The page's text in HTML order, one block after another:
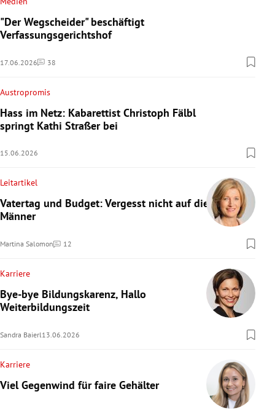
"Der Wegscheider" beschäftigt
Verfassungsgerichtshof
17.06.2026 38
Kommentare
Austropromis
Hass im Netz: Kabarettist Christoph Fälbl
springt Kathi Straßer bei
15.06.2026
Leitartikel
Vatertag und Budget: Vergesst nicht auf die
Männer
Martina Salomon 12
Kommentare
Karriere
Bye-bye Bildungskarenz, Hallo
Weiterbildungszeit
Sandra Baierl13.06.2026
Karriere
Viel Gegenwind für faire Gehälter